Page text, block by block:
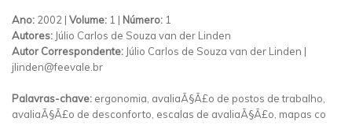
Ano: 2002 | Volume: 1 | Número: 1
Autores: Júlio Carlos de Souza van der Linden
Autor Correspondente: Júlio Carlos de Souza van der Linden |
jlinden@feevale.br
Palavras-chave: ergonomia, avaliaÃ§Ã£o de postos de trabalho,
avaliaÃ§Ã£o de desconforto, escalas de avaliaÃ§Ã£o, mapas co